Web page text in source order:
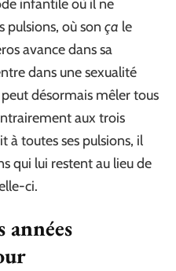
infantile où il ne
pulsions, où son ça le
avance dans sa
dans une sexualité
désormais mêler tous
aux trois
à toutes ses pulsions, il
qui lui restent au lieu de
ci.